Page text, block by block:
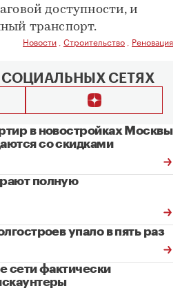
доступности, и
транспорт.
Новости Строительство Реновация
СОЦИАЛЬНЫХ СЕТЯХ
в новостройках Москвы
со скидками
полную
упало в пять раз
сети фактически